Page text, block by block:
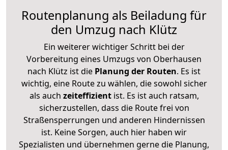
Routenplanung als Beiladung für
den Umzug nach Klütz
Ein weiterer wichtiger Schritt bei der
Vorbereitung eines Umzugs von Oberhausen
nach Klütz ist die Planung der Routen. Es ist
wichtig, eine Route zu wählen, die sowohl sicher
als auch zeiteffizientist. Es ist auch ratsam,
sicherzustellen, dass die Route frei von
Straßensperrungen und anderen Hindernissen
ist. Keine Sorgen, auch hier haben wir
Spezialisten und übernehmen gerne die Planung,